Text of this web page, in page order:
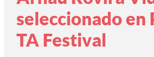
seleccionado en
TA Festival